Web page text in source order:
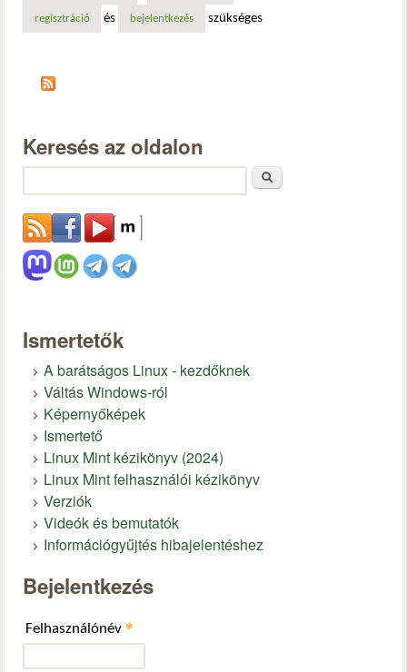
regisztráció és bejelentkezés szükséges
Keresés az oldalon
Ismertetők
A barátságos Linux - kezdőknek
Váltás Windows-ról
Képernyőképek
Ismertető
Linux Mint kézikönyv (2024)
Linux Mint felhasználói kézikönyv
Verziók
Videók és bemutatók
Információgyűjtés hibajelentéshez
Bejelentkezés
Felhasználónév *